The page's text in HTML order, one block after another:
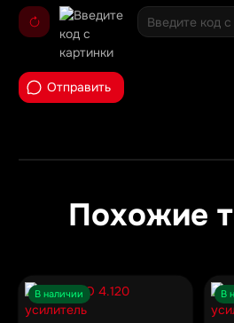
Отправить
Похожие
В наличии В